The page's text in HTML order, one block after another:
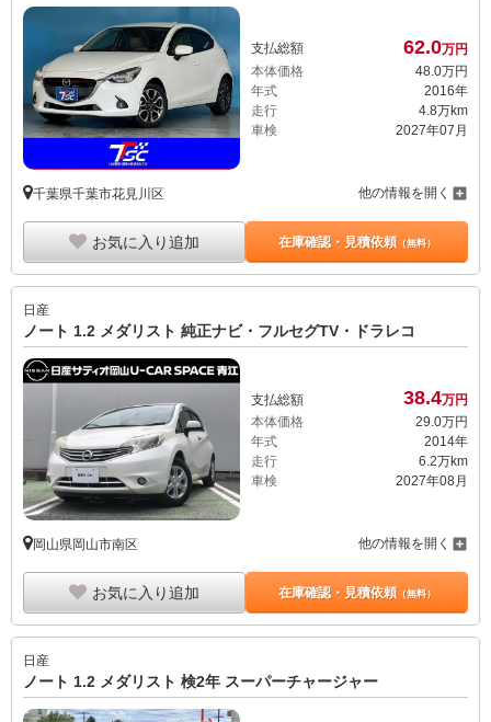
支払総額 62.0万円
本体価格
48.0万円
年式
2016年
走行
4.8万km
車検
2027年07月
千葉県千葉市花見川区 他の情報を開く
お気に入り追加 在庫確認・見積依頼（無料）
日産
ノート 1.2 メダリスト 純正ナビ・フルセグTV・ドラレコ
支払総額 38.4万円
本体価格
29.0万円
年式
2014年
走行
6.2万km
車検
2027年08月
岡山県岡山市南区 他の情報を開く
お気に入り追加 在庫確認・見積依頼（無料）
日産
ノート 1.2 メダリスト 検2年 スーパーチャージャー